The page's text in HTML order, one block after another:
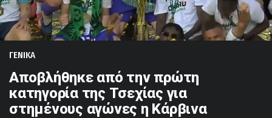
ΓΕΝΙΚΑ
Αποβλήθηκε από την πρώτη
κατηγορία της Τσεχίας για
στημένους αγώνες η Κάρβινα